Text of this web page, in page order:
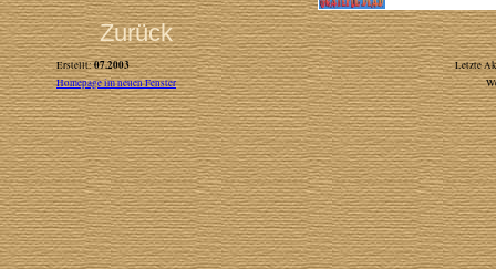
Zurück
Erstellt:07.2003
Letzte
Homepage im neuen Fenster